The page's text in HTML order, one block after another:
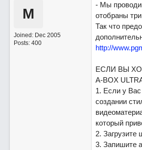
M
Joined: Dec 2005
Posts: 400
- Мы
отобраны
Так что
http://
ЕСЛИ ВЫ
A-BOX
1. Если у
создании
который
2.
3. Запишите